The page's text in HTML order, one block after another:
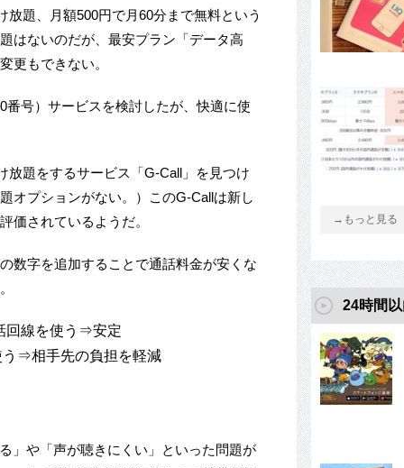
題、月額500円で月60分まで無料という
はないのだが、最安プラン「データ高
更もできない。
号）サービスを検討したが、快適に使
放題をするサービス「G-Call」を見つけ
オプションがない。）このG-Callは新し
価されているようだ。
数字を追加することで通話料金が安くな
回線を使う⇒安定
う⇒相手先の負担を軽減
」や「声が聴きにくい」といった問題が
→もっと見る
24時間